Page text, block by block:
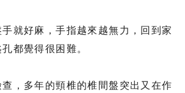
就好麻，手指越來越無力，回到家
都覺得很困難。
，多年的頸椎的椎間盤突出又在作